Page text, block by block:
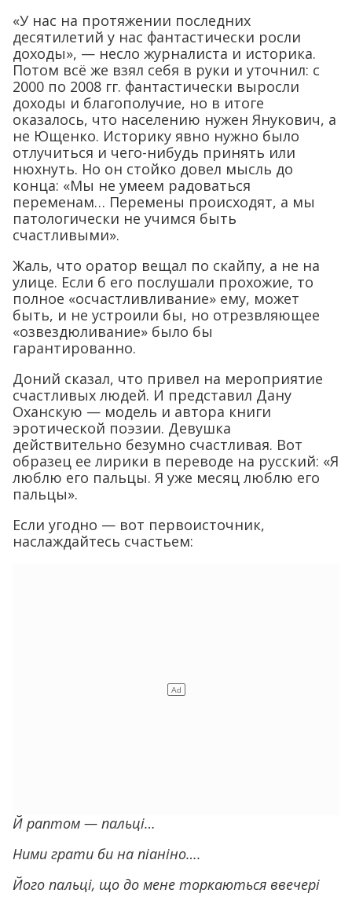
«У нас на протяжении последних
десятилетий у нас фантастически росли
доходы», — несло журналиста и историка.
Потом всё же взял себя в руки и уточнил: с
2000 по 2008 гг. фантастически выросли
доходы и благополучие, но в итоге
оказалось, что населению нужен Янукович, а
не Ющенко. Историку явно нужно было
отлучиться и чего-нибудь принять или
нюхнуть. Но он стойко довел мысль до
конца: «Мы не умеем радоваться
переменам… Перемены происходят, а мы
патологически не учимся быть
счастливыми».
Жаль, что оратор вещал по скайпу, а не на
улице. Если б его послушали прохожие, то
полное «осчастливливание» ему, может
быть, и не устроили бы, но отрезвляющее
«озвездюливание» было бы
гарантированно.
Доний сказал, что привел на мероприятие
счастливых людей. И представил Дану
Оханскую — модель и автора книги
эротической поэзии. Девушка
действительно безумно счастливая. Вот
образец ее лирики в переводе на русский: «Я
люблю его пальцы. Я уже месяц люблю его
пальцы».
Если угодно — вот первоисточник,
наслаждайтесь счастьем:
Й раптом — пальці…
Ними грати би на піаніно….
Його пальці, що до мене торкаються ввечері